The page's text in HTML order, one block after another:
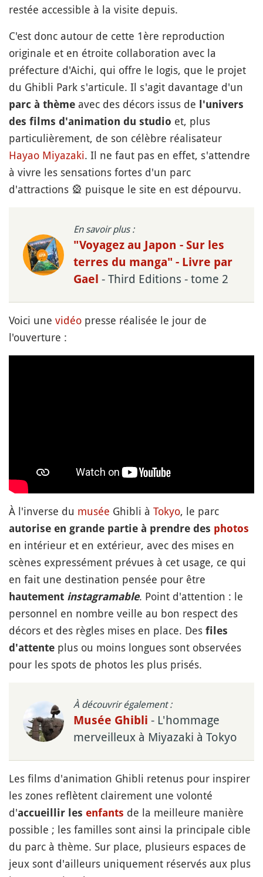
restée accessible à la visite depuis.
C'est donc autour de cette 1ère reproduction
originale et en étroite collaboration avec la
préfecture d'Aichi, qui offre le logis, que le projet
du Ghibli Park s'articule. Il s'agit davantage d'un
parc à thème avec des décors issus de
l'univers
des films d'animation du studio et, plus
particulièrement, de son célèbre réalisateur
Hayao Miyazaki. Il ne faut pas en effet, s'attendre
à vivre les sensations fortes d'un parc
d'attractions 🎡 puisque le site en est dépourvu.
En savoir plus :
"Voyagez au Japon - Sur les
terres du manga" - Livre par
Gael - Third Editions - tome 2
Voici une vidéo presse réalisée le jour de
l'ouverture :
À l'inverse du musée Ghibli à Tokyo, le parc
autorise en grande partie à prendre des photos
en intérieur et en extérieur, avec des mises en
scènes expressément prévues à cet usage, ce qui
en fait une destination pensée pour être
hautement instagramable. Point d'attention : le
personnel en nombre veille au bon respect des
décors et des règles mises en place. Des files
d'attente plus ou moins longues sont observées
pour les spots de photos les plus prisés.
À découvrir également :
Musée Ghibli - L'hommage
merveilleux à Miyazaki à Tokyo
Les films d'animation Ghibli retenus pour inspirer
les zones reflètent clairement une volonté
d'accueillir les enfants de la meilleure manière
possible ; les familles sont ainsi la principale cible
du parc à thème. Sur place, plusieurs espaces de
jeux sont d'ailleurs uniquement réservés aux plus